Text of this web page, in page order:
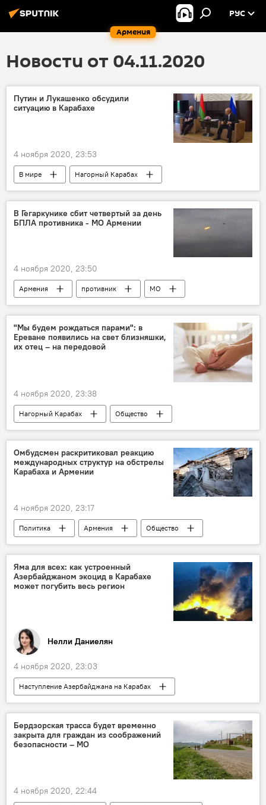
Армения
РУС
Новости от 04.11.2020
Путин и Лукашенко обсудили
ситуацию в Карабахе
4 ноября 2020, 23:53
В мире
Нагорный Карабах
Политика
Армения
В Гегаркунике сбит четвертый за день
БПЛА противника - МО Армении
4 ноября 2020, 23:50
Армения противник
МО
Азербайджан
потери
военная техника
Наступление Азербайджана на Карабах
"Мы будем рождаться парами": в
Ереване появились на свет близняшки,
их отец – на передовой
4 ноября 2020, 23:38
Нагорный Карабах
Общество
Армения
Ереван
передовая
женщина
дети
Омбудсмен раскритиковал реакцию
международных структур на обстрелы
Карабаха и Армении
4 ноября 2020, 23:17
Политика Армения
Общество
Нагорный Карабах
омбудсмен
Наступление Азербайджана на Карабах
обстрел
Яма для всех: как устроенный
Азербайджаном экоцид в Карабахе
может погубить весь регион
Нелли Даниелян
4 ноября 2020, 23:03
Наступление Азербайджана на Карабах
Нагорный Карабах
Общество
Армения
В мире
Азербайджан
Турция
Колумнисты
экология
Бердзорская трасса будет временно
закрыта для граждан из соображений
безопасности – МО
4 ноября 2020, 22:44